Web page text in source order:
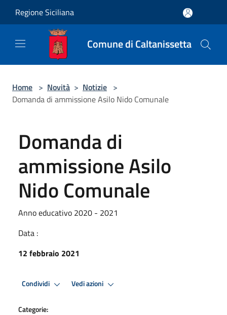
Regione Siciliana
Comune di Caltanissetta
Home > Novità > Notizie >
Domanda di ammissione Asilo Nido Comunale
Domanda di
ammissione Asilo
Nido Comunale
Anno educativo 2020 - 2021
Data :
12 febbraio 2021
Condividi Vedi azioni
Categorie: